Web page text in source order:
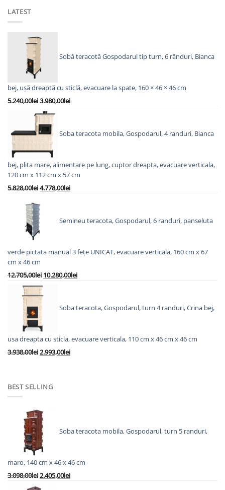
LATEST
Sobă teracotă Gospodarul tip turn, 6 rânduri, Bianca
bej, ușă dreaptă cu sticlă, evacuare la spate, 160 × 46 × 46 cm
5.240,00leiPrețul
inițial
fost:
5.240,00lei.
3.980,00leiPrețul
3.980,00lei.
Soba teracota mobila, Gospodarul, 4 randuri, Bianca
bej, plita mare, alimentare pe lung, cuptor dreapta, evacuare verticala,
120 cm x 112 cm x 57 cm
5.828,00leiPrețul
a
fost:
5.828,00lei.
4.778,00leiPrețul
4.778,00lei.
Semineu teracota, Gospodarul, 6 randuri, panseluta
verde pictata manual 3 fețe UNICAT, evacuare verticala, 160 cm x 67
cm x 46 cm
12.705,00lei Prețul
inițial
a
10.280,00leiPrețul
10.280,00lei.
Soba teracota, Gospodarul, turn 4 randuri, Crina bej,
usa dreapta cu sticla, evacuare verticala, 110 cm x 46 cm x 46 cm
3.938,00leiPrețul
3.938,00lei.
2.993,00leiPrețul
BEST SELLING
Soba teracota mobila, Gospodarul, turn 5 randuri,
maro, 140 cm x 46 x 46 cm
3.098,00leiPrețul
2.405,00leiPrețul